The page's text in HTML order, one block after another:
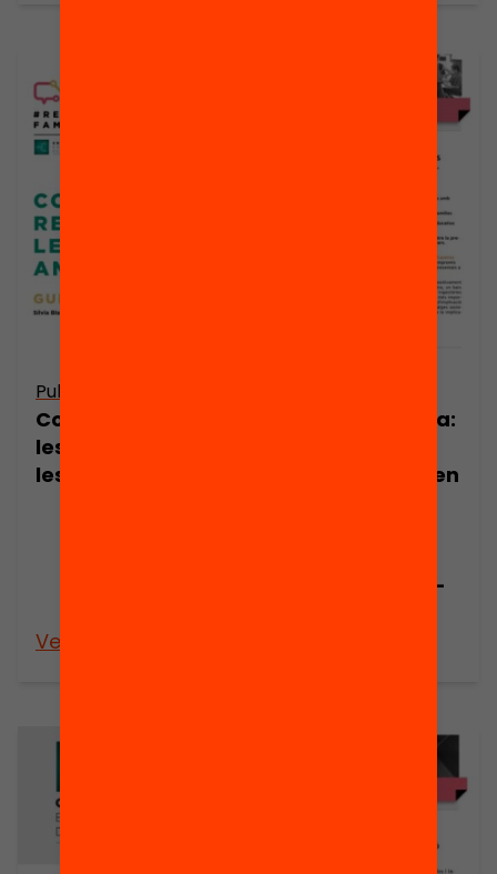
Publicació
Com redissenyar
les reunions amb
les famílies?
Veure’n més
Nota de premsa:
educatius inicien
relació família-